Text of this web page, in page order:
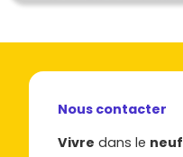
Nous contacter
Vivre dans le neuf